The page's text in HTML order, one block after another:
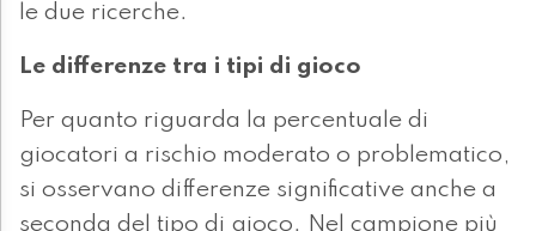
le due ricerche.
Le differenze tra i tipi di gioco
Per quanto riguarda la percentuale di
giocatori a rischio moderato o problematico,
si osservano differenze significative anche a
seconda del tipo di gioco. Nel campione più